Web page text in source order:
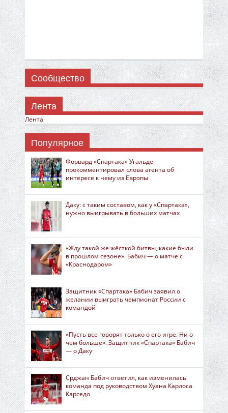
Сообщество
Лента
Лента
Популярное
Форвард «Спартака» Угальде
прокомментировал слова агента об
интересе к нему из Европы
Даку: с таким составом, как у «Спартака»,
нужно выигрывать в больших матчах
«Жду такой же жёсткой битвы, какие были
в прошлом сезоне». Бабич — о матче с
«Краснодаром»
Защитник «Спартака» Бабич заявил о
желании выиграть чемпионат России с
командой
«Пусть все говорят только о его игре. Ни о
чём больше». Защитник «Спартака» Бабич
— о Даку
Срджан Бабич ответил, как изменилась
команда под руководством Хуана Карлоса
Карседо